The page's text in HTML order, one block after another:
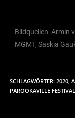
Bildquellen: Armin
MGMT, Saskia
SCHLAGWÖRTER: 2020
PAROOKAVILLE FESTIVAL